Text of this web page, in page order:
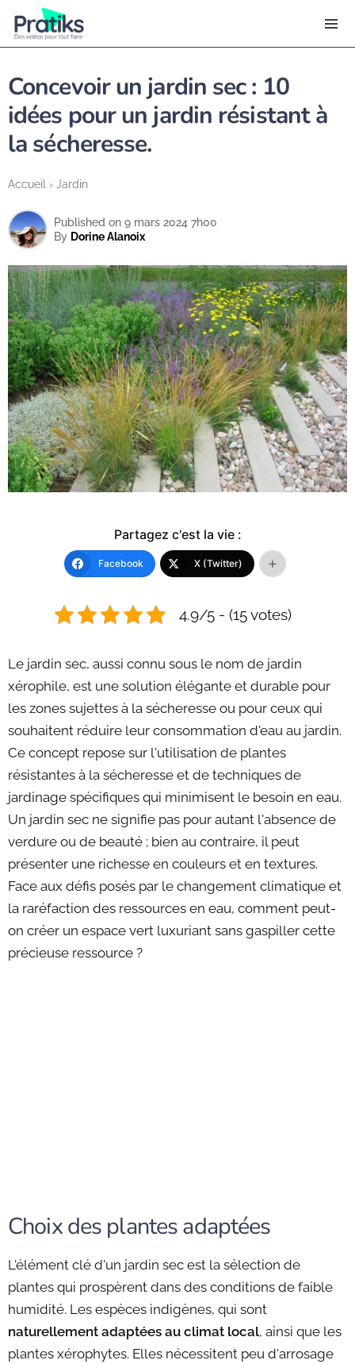
Accueil › Jardin
Concevoir un jardin sec : 10
idées pour un jardin résistant à
la sécheresse.
By Dorine Alanoix
Published on 9 mars 2024 7h00
Partagez c'est la vie :
Facebook X (Twitter)
4.9/5 - (15 votes)
Le jardin sec, aussi connu sous le nom de jardin
xérophile, est une solution élégante et durable pour
les zones sujettes à la sécheresse ou pour ceux qui
souhaitent réduire leur consommation d'eau au jardin.
Ce concept repose sur l'utilisation de plantes
résistantes à la sécheresse et de techniques de
jardinage spécifiques qui minimisent le besoin en eau.
Un jardin sec ne signifie pas pour autant l'absence de
verdure ou de beauté ; bien au contraire, il peut
présenter une richesse en couleurs et en textures.
Face aux défis posés par le changement climatique et
la raréfaction des ressources en eau, comment peut-
on créer un espace vert luxuriant sans gaspiller cette
précieuse ressource ?
Choix des plantes adaptées
L'élément clé d'un jardin sec est la sélection de
plantes qui prospèrent dans des conditions de faible
humidité. Les espèces indigènes, qui sont
naturellement adaptées au climat local, ainsi que les
plantes xérophytes. Elles nécessitent peu d'arrosage